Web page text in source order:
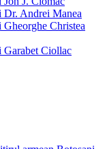
Andrei Manea
Christea
Garabet Ciollac